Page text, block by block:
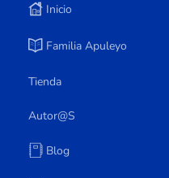
Inicio
Familia Apuleyo
Tienda
Autor@s
Blog